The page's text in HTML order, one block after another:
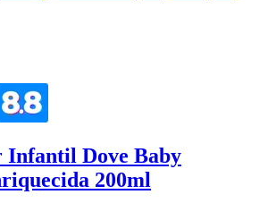
Infantil Dove Baby
200ml